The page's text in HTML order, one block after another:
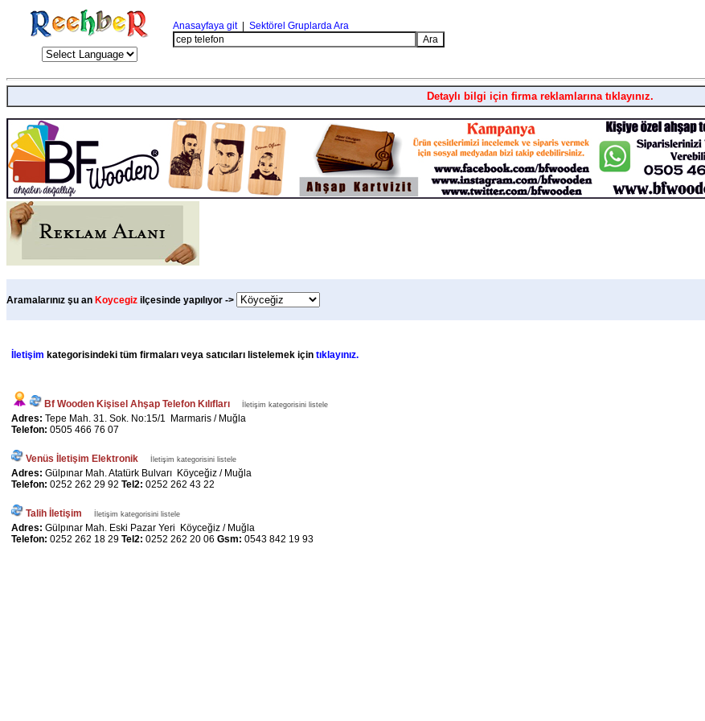
Anasayfaya git| Sektörel Gruplarda Ara
Detaylı bilgi için firma reklamlarına tıklayınız.
Aramalarınız şu an Koycegiz ilçesinde yapılıyor ->
İletişim kategorisindeki tüm firmaları veya satıcıları listelemek için tıklayınız.
Bf Wooden Kişisel Ahşap Telefon Kılıfları İletişim kategorisini listele
Adres: Tepe Mah. 31. Sok. No:15/1 Marmaris / Muğla
Telefon: 0505 466 76 07
Venüs İletişim Elektronik İletişim kategorisini listele
Adres: Gülpınar Mah. Atatürk Bulvarı Köyceğiz / Muğla
Telefon: 0252 262 29 92 Tel2: 0252 262 43 22
Talih İletişim İletişim kategorisini listele
Adres: Gülpınar Mah. Eski Pazar Yeri Köyceğiz / Muğla
Telefon: 0252 262 18 29 Tel2: 0252 262 20 06 Gsm: 0543 842 19 93